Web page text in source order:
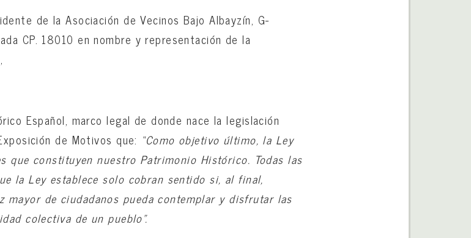
de la Asociación de Vecinos Bajo Albayzín, G-
CP. 18010 en nombre y representación de la
Español, marco legal de donde nace la legislación
de Motivos que: “Como objetivo último, la Ley
que constituyen nuestro Patrimonio Histórico. Todas las
la Ley establece solo cobran sentido si, al final,
mayor de ciudadanos pueda contemplar y disfrutar las
colectiva de un pueblo”.